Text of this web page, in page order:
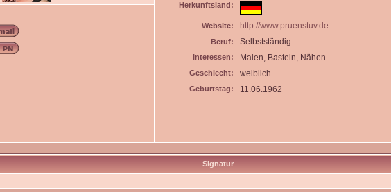
Herkunftsland:
Website: http://www.pruenstuv.de
Beruf: Selbstständig
Interessen: Malen, Basteln, Nähen.
Geschlecht: weiblich
Geburtstag: 11.06.1962
Signatur